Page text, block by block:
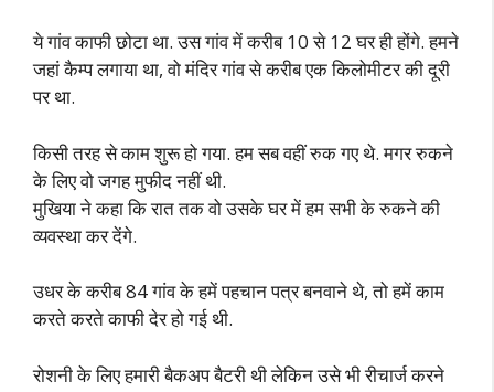
ये गांव काफी छोटा था. उस गांव में करीब 10 से 12 घर ही होंगे. हमने
जहां कैम्प लगाया था, वो मंदिर गांव से करीब एक किलोमीटर की दूरी
पर था.
किसी तरह से काम शुरू हो गया. हम सब वहीं रुक गए थे. मगर रुकने
के लिए वो जगह मुफीद नहीं थी.
मुखिया ने कहा कि रात तक वो उसके घर में हम सभी के रुकने की
व्यवस्था कर देंगे.
उधर के करीब 84 गांव के हमें पहचान पत्र बनवाने थे, तो हमें काम
करते करते काफी देर हो गई थी.
रोशनी के लिए हमारी बैकअप बैटरी थी लेकिन उसे भी रीचार्ज करने